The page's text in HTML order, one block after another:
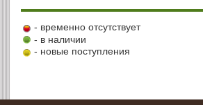
- временно отсутствует
- в наличии
- новые поступления